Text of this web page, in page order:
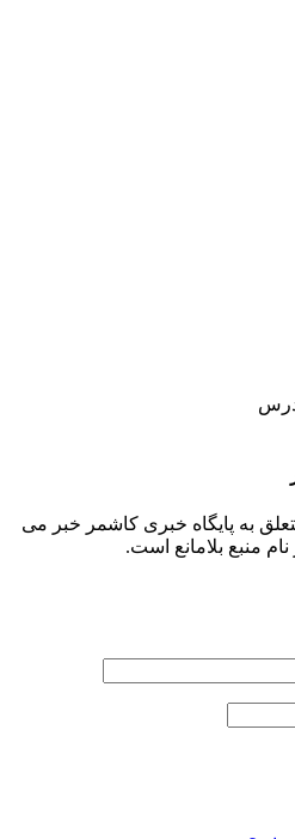
به پایگاه خبری کاشمر خبر می
منبع بلامانع است.